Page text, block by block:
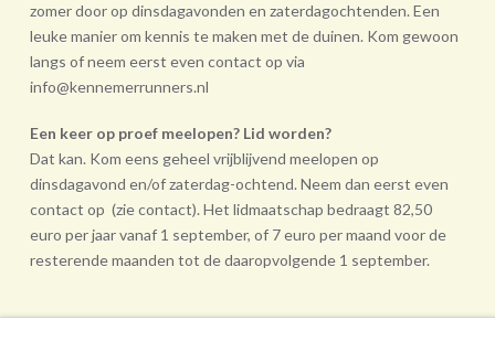
zomer door op dinsdagavonden en zaterdagochtenden. Een
leuke manier om kennis te maken met de duinen. Kom gewoon
langs of neem eerst even contact op via
info@kennemerrunners.nl
Een keer op proef meelopen? Lid worden?
Dat kan. Kom eens geheel vrij­blijvend meelopen op
dinsdagavond en/of zaterdag-ochtend. Neem dan eerst even
contact op (zie contact). Het lidmaatschap bedraagt 82,50
euro per jaar vanaf 1 september, of 7 euro per maand voor de
resterende maanden tot de daarop­volgende 1 september.